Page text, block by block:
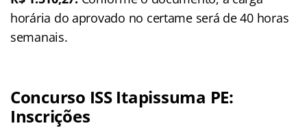
horária do aprovado no certame será de 40 horas
semanais.
Concurso ISS Itapissuma PE:
Inscrições